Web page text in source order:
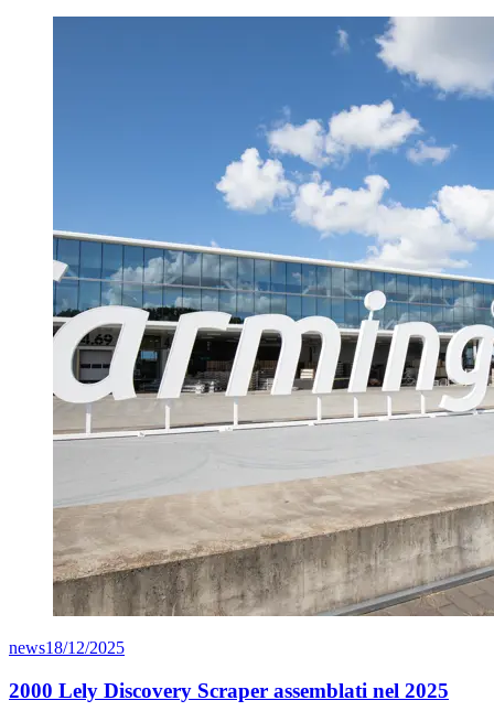
news18/12/2025
2000 Lely Discovery Scraper assemblati nel 2025